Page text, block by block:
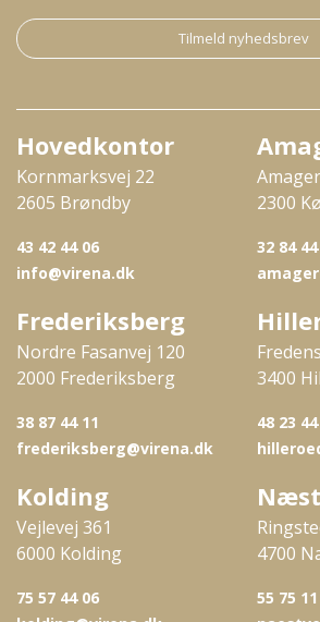
Tilmeld nyhedsbrev
Hovedkontor
Kornmarksvej 22
2605 Brøndby
43 42 44 06
info@virena.dk
2300
32 84
Frederiksberg
Nordre Fasanvej 120
2000 Frederiksberg
38 87 44 11
frederiksberg@virena.dk
3400
48 23
Kolding
Vejlevej 361
6000 Kolding
75 57 44 06
4700
55 75